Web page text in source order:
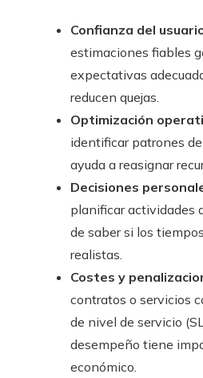
Confianza del
estimaciones fiables
expectativas
reducen quejas.
Optimización
identificar patrones
ayuda a reasignar
Decisiones
planificar actividades
de saber si los
realistas.
Costes y
contratos o servicios
de nivel de servicio
desempeño tiene
económico.